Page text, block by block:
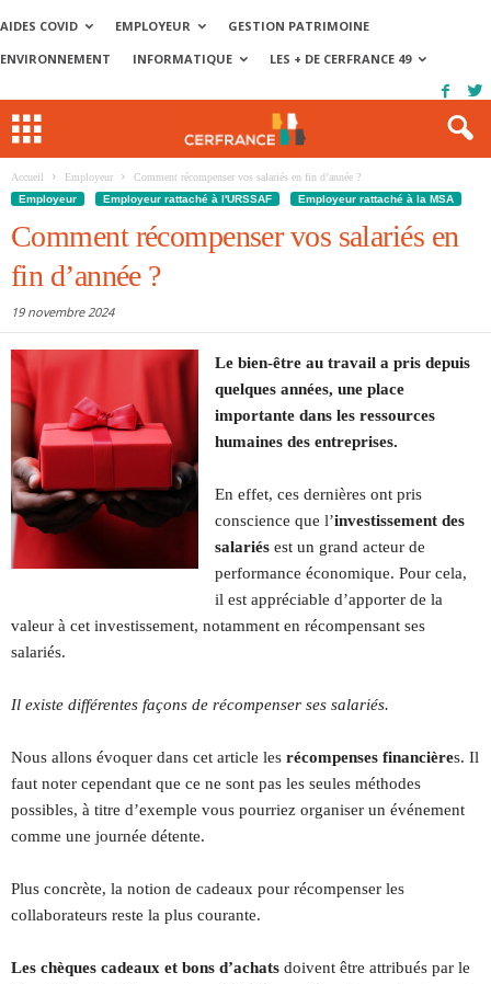
AIDES COVID EMPLOYEUR
GESTION PATRIMOINE
ENVIRONNEMENT
INFORMATIQUE LES + DE CERFRANCE 49
Accueil Employeur
Comment récompenser vos salariés en fin d’année ?
Employeur
Employeur rattaché à l'URSSAF Employeur rattaché à la MSA
Comment récompenser vos salariés en
fin d’année ?
19 novembre 2024
Le bien-être au travail a pris depuis
quelques années, une place
importante dans les ressources
humaines des entreprises.
En effet, ces dernières ont pris
conscience que l’investissement des
salariés est un grand acteur de
performance économique. Pour cela,
il est appréciable d’apporter de la
valeur à cet investissement, notamment en récompensant ses
salariés.
Il existe différentes façons de récompenser ses salariés.
Nous allons évoquer dans cet article les récompenses financières. Il
faut noter cependant que ce ne sont pas les seules méthodes
possibles, à titre d’exemple vous pourriez organiser un événement
comme une journée détente.
Plus concrète, la notion de cadeaux pour récompenser les
collaborateurs reste la plus courante.
Les chèques cadeaux et bons d’achats doivent être attribués par le